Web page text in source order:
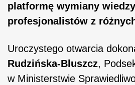
platformę wymiany
profesjonalistów z
Uroczystego otwarcia
Rudzińska-Bluszcz,
w Ministerstwie